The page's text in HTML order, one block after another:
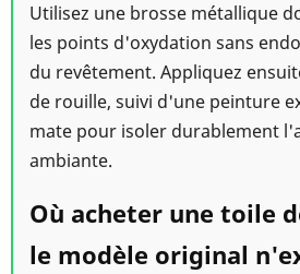
Utilisez une brosse métallique
les points d'oxydation sans
du revêtement. Appliquez
de rouille, suivi d'une peinture
mate pour isoler durablement
ambiante.
Où acheter une toile
le modèle original